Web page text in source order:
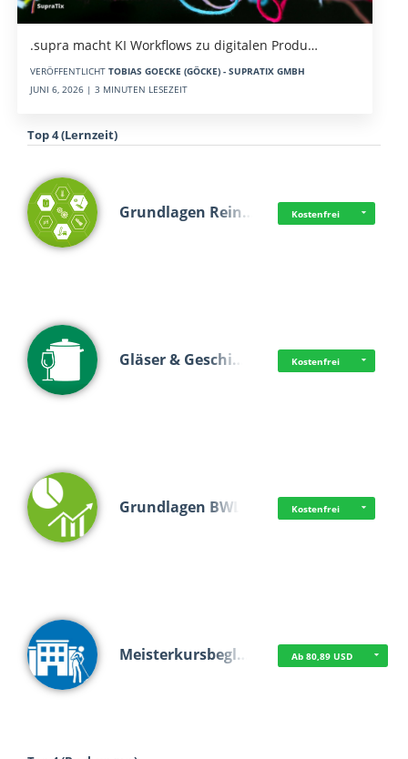
.supra macht KI Workflows zu digitalen Produ…
VERÖFFENTLICHT TOBIAS GOECKE (GÖCKE) - SUPRATIX GMBH
JUNI 6, 2026 | 3 MINUTEN LESEZEIT
Top 4 (Lernzeit)
Grundlagen Rein… Kostenfrei
Gläser & Geschi… Kostenfrei
Grundlagen BWL Kostenfrei
Meisterkursbegl… Ab 80,89 USD